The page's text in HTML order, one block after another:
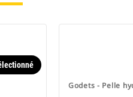
Godets - Pelle